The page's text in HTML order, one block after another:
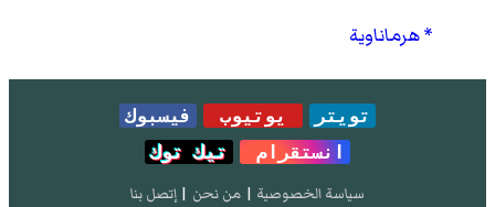
هرماناوية
تويتر يوتيوب
فيسبوك
انستقرام
تيك توك
سياسة الخصوصية | من نحن | إتصل بنا